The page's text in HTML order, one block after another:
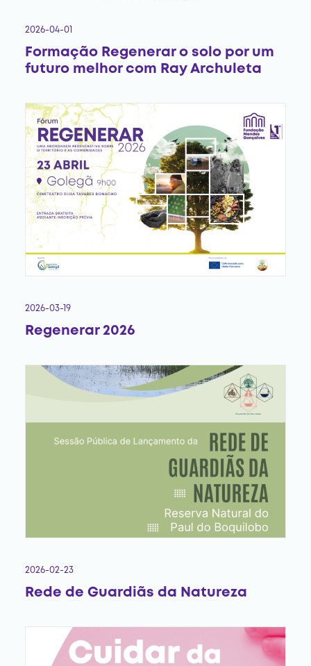
2026-04-01
Formação Regenerar o solo por um
futuro melhor com Ray Archuleta
2026-03-19
Regenerar 2026
2026-02-23
Rede de Guardiãs da Natureza